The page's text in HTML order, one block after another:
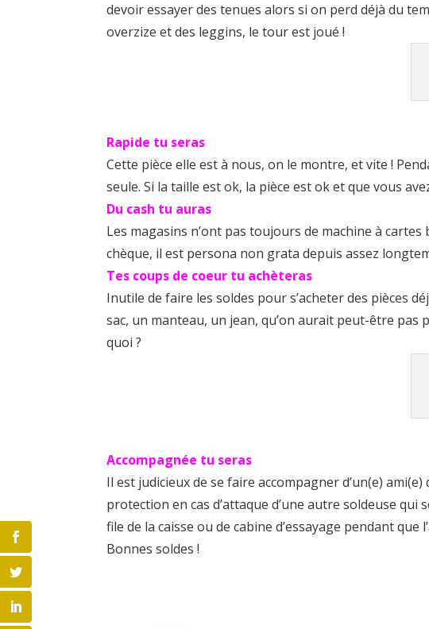
devoir essayer des tenues alors si on perd déjà du
overzize et des leggins, le tour est joué !
Rapide tu seras
Cette pièce elle est à nous, on le montre, et vite !
seule. Si la taille est ok, la pièce est ok et que vous
Du cash tu auras
Les magasins n’ont pas toujours de machine à
chèque, il est persona non grata depuis assez
Tes coups de coeur tu achèteras
Inutile de faire les soldes pour s’acheter des pièces
sac, un manteau, un jean, qu’on aurait peut-être
quoi ?
Accompagnée tu seras
Il est judicieux de se faire accompagner d’un(e)
protection en cas d’attaque d’une autre soldeuse
file de la caisse ou de cabine d’essayage pendant
Bonnes soldes !